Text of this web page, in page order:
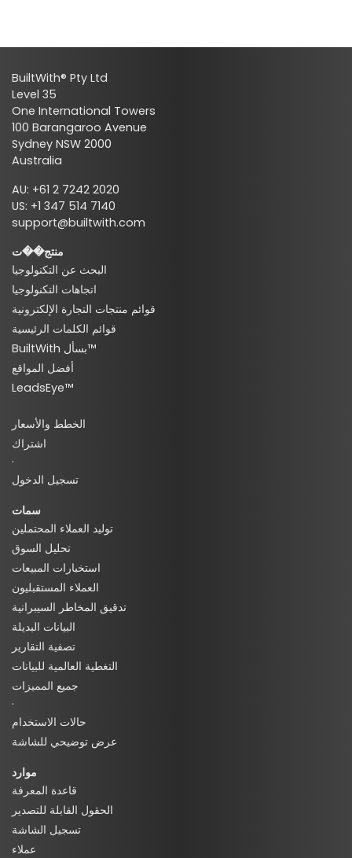
BuiltWith® Pty Ltd
Level 35
One International Towers
100 Barangaroo Avenue
Sydney NSW 2000
Australia
AU: +61 2 7242 2020
US: +1 347 514 7140
support@builtwith.com
منتج��ت
البحث عن التكنولوجيا
اتجاهات التكنولوجيا
قوائم منتجات التجارة الإلكترونية
قوائم الكلمات الرئيسية
BuiltWith بسأل™
أفضل المواقع
LeadsEye™
الخطط والأسعار
اشتراك
·
تسجيل الدخول
سمات
توليد العملاء المحتملين
تحليل السوق
استخبارات المبيعات
العملاء المستقبليون
تدقيق المخاطر السيبرانية
البيانات البديلة
تصفية التقارير
التغطية العالمية للبيانات
جميع المميزات
·
حالات الاستخدام
عرض توضيحي للشاشة
موارد
قاعدة المعرفة
الحقول القابلة للتصدير
تسجيل الشاشة
عملاء